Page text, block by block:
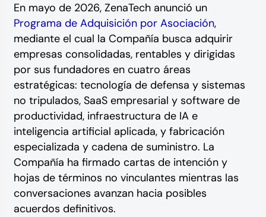
En mayo de 2026, ZenaTech anunció un
Programa de Adquisición por Asociación,
mediante el cual la Compañía busca adquirir
empresas consolidadas, rentables y dirigidas
por sus fundadores en cuatro áreas
estratégicas: tecnología de defensa y sistemas
no tripulados, SaaS empresarial y software de
productividad, infraestructura de IA e
inteligencia artificial aplicada, y fabricación
especializada y cadena de suministro. La
Compañía ha firmado cartas de intención y
hojas de términos no vinculantes mientras las
conversaciones avanzan hacia posibles
acuerdos definitivos.